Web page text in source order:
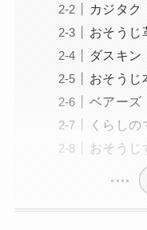
カジタク
おそうじ
ダスキン
おそうじ
ベアーズ
くらしの
おそうじ